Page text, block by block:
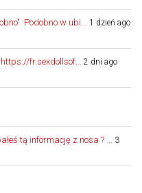
Podobno w ubi... 1 dzień ago
fr.sexdollsof... 2 dni ago
tą informację z nosa ? ...
3